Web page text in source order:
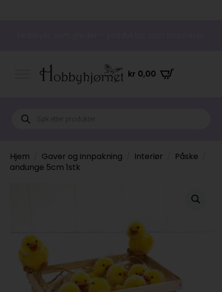
kr 0,00
Products
search
Hjem Gaver og innpakning Interiør
Påske
andunge 5cm 1stk